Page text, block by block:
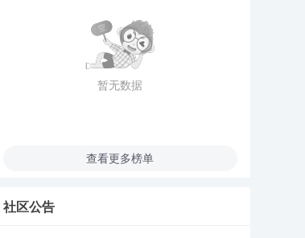
暂无数据
查看更多榜单
社区公告